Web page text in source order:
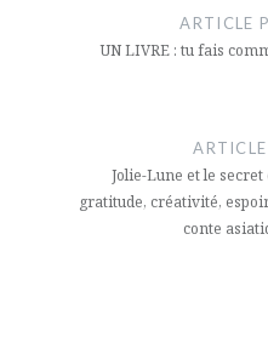
l’article
ARTICLE
UN LIVRE : tu fais
Jolie-Lune et le
gratitude, créativité,
conte